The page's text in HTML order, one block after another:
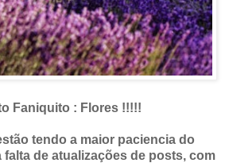
Faniquito : Flores !!!!!
tendo a maior paciencia do
de atualizações de posts, com